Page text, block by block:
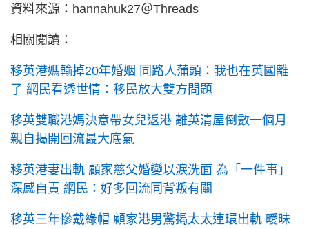
資料來源：hannahuk27＠Threads
相關閱讀：
移英港媽輸掉20年婚姻 同路人蒲頭：我也在英國離
了 網民看透世情：移民放大雙方問題
移英雙職港媽決意帶女兒返港 離英清屋倒數一個月
親自揭開回流最大底氣
移英港妻出軌 顧家慈父婚變以淚洗面 為「一件事」
深感自責 網民：好多回流同背叛有關
移英三年慘戴綠帽 顧家港男驚揭太太連環出軌 曖昧